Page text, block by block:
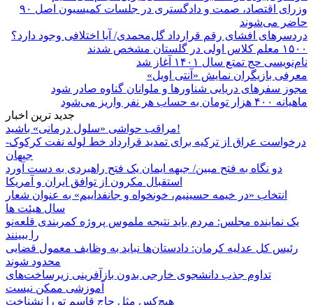
وزرای اقتصاد، صمت و دادگستری در جلسات کمیسیون اصل ۹۰
حاضر می‌شوند
دردسرهای افشای رقم قرارداد گل‌محمدی/ آیا اختلافی وجود دارد؟
۱۵۰۰ معلم کلاس اولی در گلستان مشخص شدند
نام‌نویسی حج تمتع سال ۱۴۰۱ آغاز شد
معرفی بازیگران نمایش «آنتی اویل»
مجوز سفرهای دریایی شناورها و ملوانان گناوه صادر شود
ماهیانه ۴۰۰ هزار تومان به حساب هر نفر واریز می‌شود
جدید ترین اخبار
مراقب حواشی «سلول درمانی» باشید!
درخواست عراق از ترکیه برای تمدید قرارداد خط لوله نفت کرکوک-
جیهان
دو نگاه به فتح مبین/ جبهه ایمان یک فتح راهبردی به دست آورد
استقبال مکرون از توافق ایران و آمریکا
انتخاب «در خیمه حسینیم، خونخواه و جانفداییم» به عنوان شعار
سال هیئت ها
یک نماینده مجلس: مردم باید نتیجه ملموس پروژه کمربندی قلعه‌نو
را ببینند
رئیس کل عدلیه کرمان: دادستان‌ها نباید به وظایف معمول قضایی
محدود شوند
تداوم جذب دانشجوی خارجی بدون بازآفرینی زیرساخت‌های
آموزشی ممکن نیست
هیچ‌کس مثل حاج قاسم تو را نشناخت